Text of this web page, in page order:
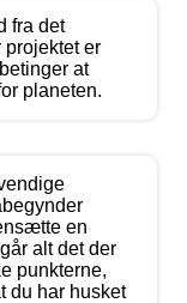
fra det
projektet er
at
planeten.
en
alt det der
punkterne,
du har husket